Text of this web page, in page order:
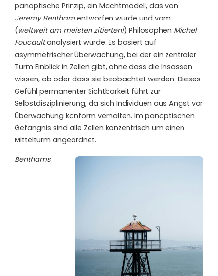
panoptische Prinzip, ein Machtmodell, das von
Jeremy Bentham entworfen wurde und vom
(weltweit am meisten zitierten!) Philosophen Michel
Foucaultanalysiert wurde. Es basiert auf
asymmetrischer Überwachung, bei der ein zentraler
Turm Einblick in Zellen gibt, ohne dass die Insassen
wissen, ob oder dass sie beobachtet werden. Dieses
Gefühl permanenter Sichtbarkeit führt zur
Selbstdisziplinierung, da sich Individuen aus Angst vor
Überwachung konform verhalten. Im panoptischen
Gefängnis sind alle Zellen konzentrisch um einen
Mittelturm angeordnet.
Benthams